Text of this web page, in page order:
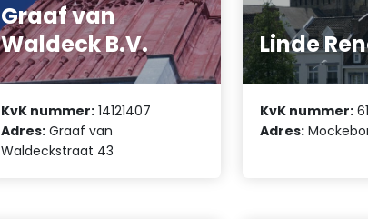
Graaf van
Waldeck B.V.
KvK nummer: 14121407
Adres: Graaf van
Waldeckstraat 43
Linde
KvK nummer:
Adres: